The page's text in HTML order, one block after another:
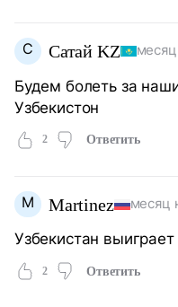
С Сатай KZ месяц
Будем болеть за
Узбекистон
2 Ответить
M Martinez месяц
Узбекистан выиграет
2 Ответить